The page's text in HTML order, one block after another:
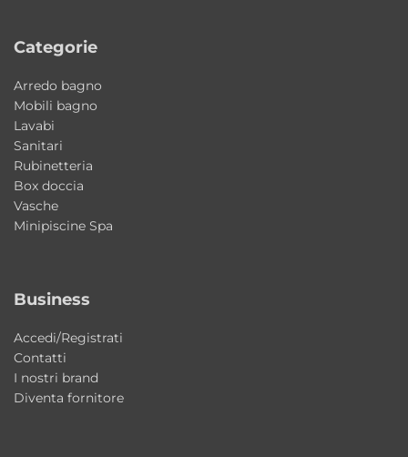
Categorie
Arredo bagno
Mobili bagno
Lavabi
Sanitari
Rubinetteria
Box doccia
Vasche
Minipiscine Spa
Business
Accedi/Registrati
Contatti
I nostri brand
Diventa fornitore